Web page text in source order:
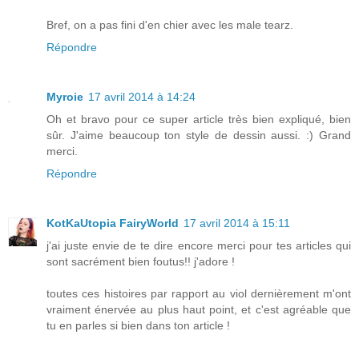
Bref, on a pas fini d'en chier avec les male tearz.
Répondre
Myroie 17 avril 2014 à 14:24
Oh et bravo pour ce super article très bien expliqué, bien
sûr. J'aime beaucoup ton style de dessin aussi. :) Grand
merci.
Répondre
KotKaUtopia FairyWorld 17 avril 2014 à 15:11
j'ai juste envie de te dire encore merci pour tes articles qui
sont sacrément bien foutus!! j'adore !
toutes ces histoires par rapport au viol dernièrement m'ont
vraiment énervée au plus haut point, et c'est agréable que
tu en parles si bien dans ton article !